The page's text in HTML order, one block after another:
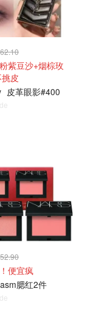
紫豆沙+烟棕玫
皮
皮革眼影#400
便宜疯
腮红2件